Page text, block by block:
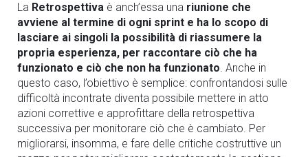
La Retrospettiva è anch’essa una riunione che
avviene al termine di ogni sprint e ha lo scopo di
lasciare ai singoli la possibilità di riassumere la
propria esperienza, per raccontare ciò che ha
funzionato e ciò che non ha funzionato. Anche in
questo caso, l’obiettivo è semplice: confrontandosi sulle
difficoltà incontrate diventa possibile mettere in atto
azioni correttive e approfittare della retrospettiva
successiva per monitorare ciò che è cambiato. Per
migliorarsi, insomma, e fare delle critiche costruttive un